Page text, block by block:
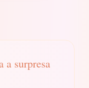
a surpresa